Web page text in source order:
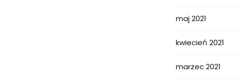
maj 2021
kwiecień 2021
marzec 2021